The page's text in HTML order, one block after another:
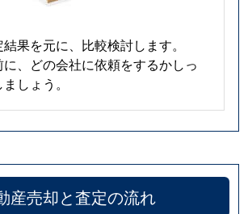
果を元に、比較検討します。
、どの会社に依頼をするかしっ
しょう。
産売却と査定の流れ